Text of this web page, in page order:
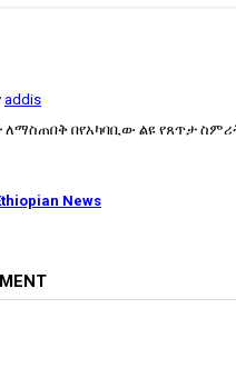
addis
ለማስጠበቅ በየአካባቢው ልዩ የጸጥታ
News